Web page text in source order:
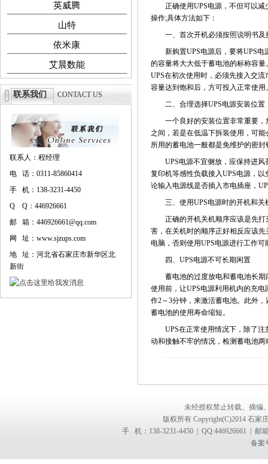
英威腾
山特
依米康
艾晨数能
联系我们 CONTACT US
联系人：程经理
电 话：0311-85860414
手 机：138-3231-4450
Q Q：446926661
邮 箱：446926661@qq.com
网 址：www.sjzups.com
地 址：河北省石家庄市新华区北
新街
正确使用UPS电源，不但可以减
操作;具体方法如下：
一、首次开机必须按照说明书及
新购置UPS电源后，要将UPS电
的容量将大大低于蓄电池的标称容
UPS在初次使用时，必须先接入交
容量达到饱和后，方可投入正常使用
二、合理选择UPS电源安装位置
一个良好的安装位置非常重要，
之间，若是在低温下拆装使用，可
所用的蓄电池一般都是免维护的密
UPS电源不宜侧放，应保持进风
复印机等感性负载接入UPS电源，
论输入电源线是否插入市电插座，
三、使用UPS电源时的开机和关
正确的开机关机顺序应该是先打
害，在关机时的顺序正好相反应该
电脑，否则使用UPS电源进行工作
四、UPS电源不可长期闲置
蓄电池的过度放电和蓄电池长期
使用前，让UPS电源利用机内的充
作2～3分钟，来激活蓄电池。此外
蓄电池的使用寿命缩短。
UPS在正常使用情况下，除了注
动和接触不牢的情况，检测蓄电池
未经授权禁止转载、摘编
版权所有 Copyright(C)2014 石
手 机：138-3231-4450 | QQ:446926661 | 邮
备案